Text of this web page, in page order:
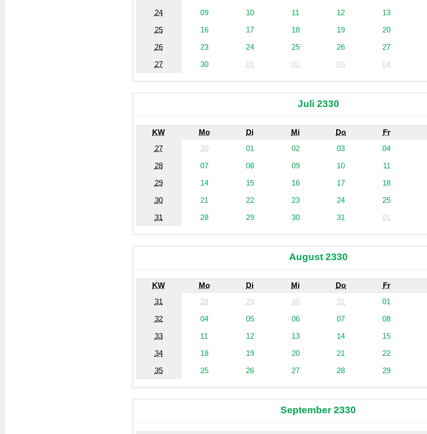
24
09 10 11 12 13
25
16 17 18 19 20
26
23 24 25 26 27
27
30 01 02 03 04
Juli 2330
KW Mo Di Mi Do Fr
27
30 01 02 03 04
28
07 08 09 10 11
29
14 15 16 17 18
30
21 22 23 24 25
31
28 29 30 31 01
August 2330
KW Mo Di Mi Do Fr
31
28 29 30 31 01
32
04 05 06 07 08
33
11 12 13 14 15
34
18 19 20 21 22
35
25 26 27 28 29
September 2330